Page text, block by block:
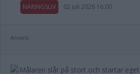
NÄRINGSLIV 02 juli 2026 16.00
Annons: